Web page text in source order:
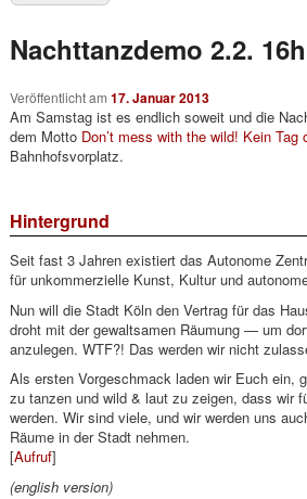
Nachttanzdemo 2.2.
Veröffentlicht am 17. Januar 2013
Am Samstag ist es endlich soweit und die
dem Motto Don’t mess with the wild! Kein Tag
Bahnhofsvorplatz.
Hintergrund
Seit fast 3 Jahren existiert das Autonome
für unkommerzielle Kunst, Kultur und
Nun will die Stadt Köln den Vertrag für das
droht mit der gewaltsamen Räumung — um
anzulegen. WTF?! Das werden wir nicht
Als ersten Vorgeschmack laden wir Euch ein,
zu tanzen und wild & laut zu zeigen, dass wir
werden. Wir sind viele, und wir werden uns
Räume in der Stadt nehmen.
[Aufruf]
(english version)